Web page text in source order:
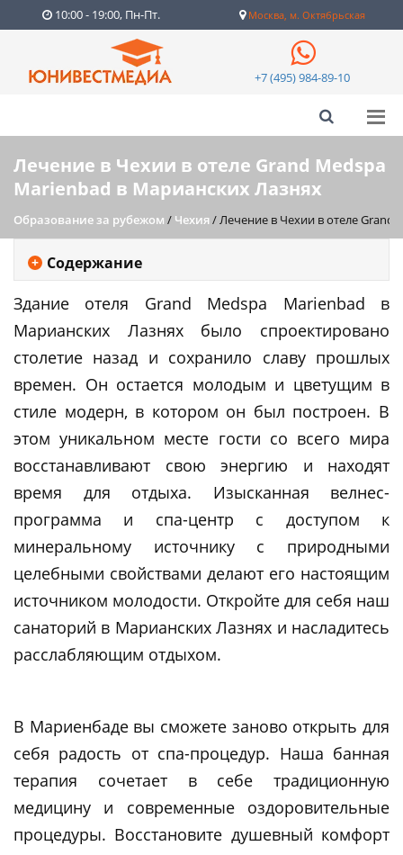
10:00 - 19:00, Пн-Пт. Москва, м. Октябрьская
+7 (495) 984-89-10
Лечение в Чехии в отеле Grand Medspa
Marienbad в Марианских Лазнях
Образование за рубежом / Чехия/Лечение в Чехии в отеле Grand
Содержание
Здание отеля Grand Medspa Marienbad в
Марианских Лазнях было спроектировано
столетие назад и сохранило славу прошлых
времен. Он остается молодым и цветущим в
стиле модерн, в котором он был построен. В
этом уникальном месте гости со всего мира
восстанавливают свою энергию и находят
время для отдыха. Изысканная велнес-
программа и спа-центр с доступом к
минеральному источнику с природными
целебными свойствами делают его настоящим
источником молодости. Откройте для себя наш
санаторий в Марианских Лазнях и насладитесь
расслабляющим отдыхом.
В Мариенбаде вы сможете заново открыть для
себя радость от спа-процедур. Наша банная
терапия сочетает в себе традиционную
медицину и современные оздоровительные
процедуры. Восстановите душевный комфорт